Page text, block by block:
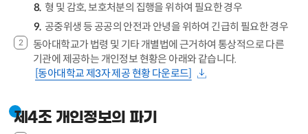
형 및 감호, 보호처분의 집행을 위하여 필요한 경우
공중위생 등 공공의 안전과 안녕을 위하여 긴급히 필요한 경우
동아대학교가 법령 및 기타 개별법에 근거하여 통상적으로 다른
기관에 제공하는 개인정보 현황은 아래와 같습니다.
[동아대학교 제3자 제공 현황 다운로드]
제4조 개인정보의 파기